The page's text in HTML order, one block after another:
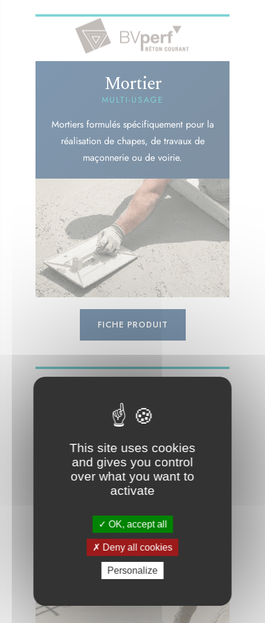
Mortier
MULTI-USAGE
Mortiers formulés spécifiquement pour la
réalisation de chapes, de travaux de
maçonnerie ou de voirie.
FICHE PRODUIT
BAP Horizontal
Pavillon
DALLAGE
Béton autoplaçant destiné à la réalisation de
dallages et planchers pour la maison
individuelle.
This site uses cookies
and gives you control
over what you want to
activate
OK, accept all
Deny all cookies
Personalize